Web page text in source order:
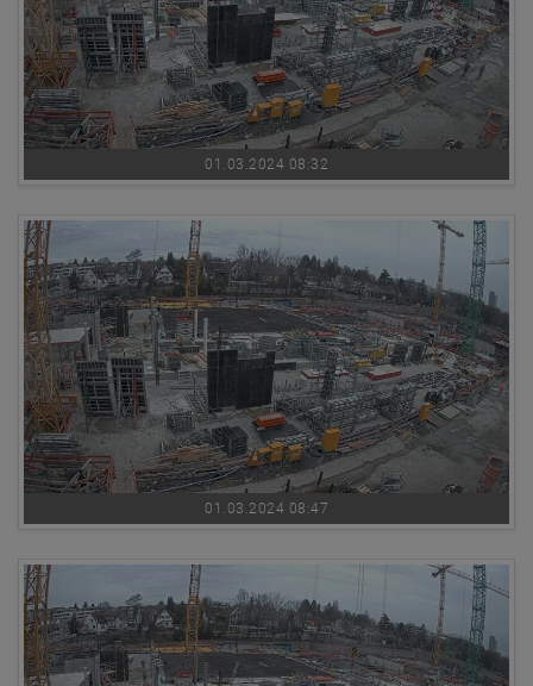
01.03.2024 08:32
01.03.2024 08:47